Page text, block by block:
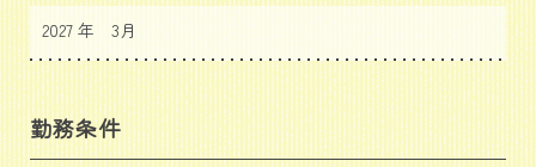
2027 年 3月
勤務条件